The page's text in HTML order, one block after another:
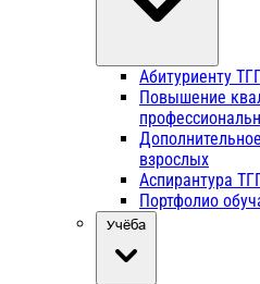
Абитуриенту
Повышение
взрослых
Аспирантура
Портфолио
Учёба